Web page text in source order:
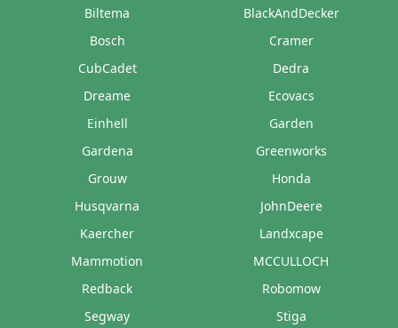
Biltema
BlackAndDecker
Bosch
Cramer
CubCadet
Dedra
Dreame
Ecovacs
Einhell
Garden
Gardena
Greenworks
Grouw
Honda
Husqvarna
JohnDeere
Kaercher
Landxcape
Mammotion
MCCULLOCH
Redback
Robomow
Segway
Stiga